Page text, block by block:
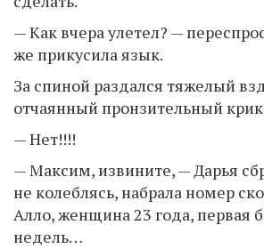
— Как вчера улетел? —
же прикусила язык.
За спиной раздался тяжелый
отчаянный пронзительный
— Нет!!!!
— Максим, извините, — Дарья
не колеблясь, набрала номер
Алло, женщина 23 года, первая
недель…